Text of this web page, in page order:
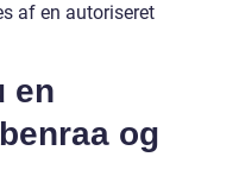
af en autoriseret
en
og